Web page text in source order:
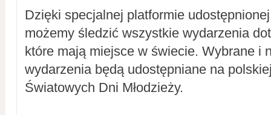
Dzięki specjalnej platformie
możemy śledzić wszystkie wydarzenia
które mają miejsce w świecie. Wybrane i
wydarzenia będą udostępniane na
Światowych Dni Młodzieży.